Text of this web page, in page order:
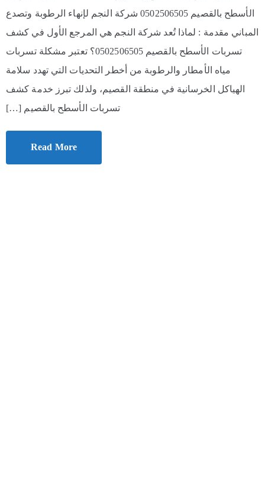
الأسطح بالقصيم 0502506505 شركة النجم لإنهاء الرطوبة وتصدع
المباني مقدمة : لماذا تُعد شركة النجم هي المرجع الأول في كشف
تسربات الأسطح بالقصيم 0502506505؟ تعتبر مشكلة تسربات
مياه الأمطار والرطوبة من أخطر التحديات التي تهدد سلامة
الهياكل الخرسانية في منطقة القصيم، ولذلك تبرز خدمة كشف
تسربات الأسطح بالقصيم […]
Read More